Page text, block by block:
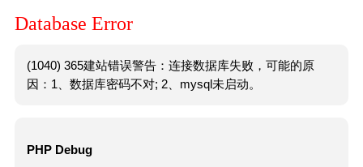
Database Error
(1040) 365建站错误警告：连接数据库失败，可能的原
因：1、数据库密码不对; 2、mysql未启动。
PHP Debug